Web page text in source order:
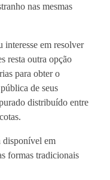
nas mesmas
interesse em resolver
resta outra opção
para obter o
de seus
distribuído entre
disponível em
formas tradicionais